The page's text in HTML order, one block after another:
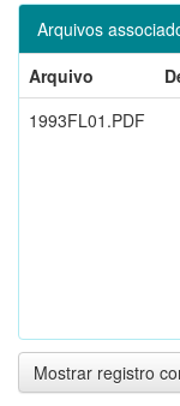
Arquivos
Arquivo
1993FL01.PDF
Mostrar registro